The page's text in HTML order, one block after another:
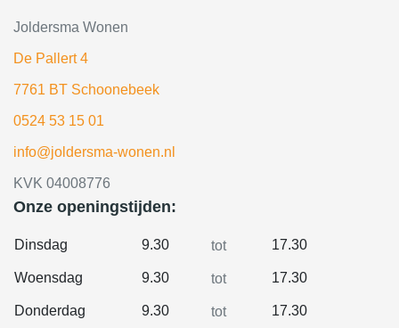
Joldersma Wonen
De Pallert 4
7761 BT Schoonebeek
0524 53 15 01
info@joldersma-wonen.nl
KVK 04008776
Onze openingstijden:
Dinsdag 9.30 tot 17.30
Woensdag 9.30 tot 17.30
Donderdag 9.30 tot 17.30